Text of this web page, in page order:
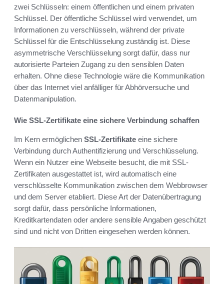
zwei Schlüsseln: einem öffentlichen und einem privaten
Schlüssel. Der öffentliche Schlüssel wird verwendet, um
Informationen zu verschlüsseln, während der private
Schlüssel für die Entschlüsselung zuständig ist. Diese
asymmetrische Verschlüsselung sorgt dafür, dass nur
autorisierte Parteien Zugang zu den sensiblen Daten
erhalten. Ohne diese Technologie wäre die Kommunikation
über das Internet viel anfälliger für Abhörversuche und
Datenmanipulation.
Wie SSL-Zertifikate eine sichere Verbindung schaffen
Im Kern ermöglichen SSL-Zertifikate eine sichere
Verbindung durch Authentifizierung und Verschlüsselung.
Wenn ein Nutzer eine Webseite besucht, die mit SSL-
Zertifikaten ausgestattet ist, wird automatisch eine
verschlüsselte Kommunikation zwischen dem Webbrowser
und dem Server etabliert. Diese Art der Datenübertragung
sorgt dafür, dass persönliche Informationen,
Kreditkartendaten oder andere sensible Angaben geschützt
sind und nicht von Dritten eingesehen werden können.